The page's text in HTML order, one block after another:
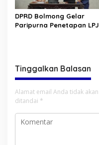
DPRD Bolmong Gelar
Paripurna Penetapan LPJ
Tinggalkan Balasan
Alamat email Anda tidak
ditandai *